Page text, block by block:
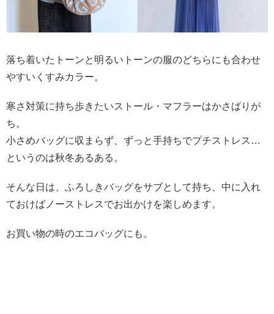
落ち着いたトーンと明るいトーンの服のどちらにも合わせ
やすいくすみカラー。
寒さ対策に持ち歩きたいストール・マフラーはかさばりが
ち。
小さめバッグに収まらず、ずっと手持ちでプチストレス…
というのは秋冬あるある。
そんな日は、ふろしきバッグをサブとして持ち、中に入れ
ておけばノーストレスでお出かけを楽しめます。
お買い物の時のエコバッグにも。